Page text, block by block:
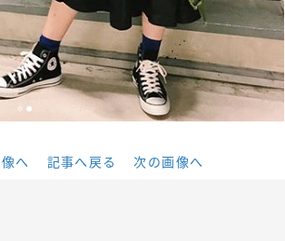
へ 記事へ戻る 次の画像へ